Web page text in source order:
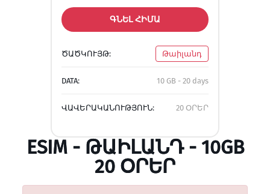
ԳՆԵԼ ՀԻՄԱ
ԾԱԾԿՈՒՅԹ: Թաիլանդ
DATA: 10 GB - 20 days
ՎԱՎԵՐԱԿԱՆՈՒԹՅՈՒՆ: 20 ՕՐԵՐ
ESIM - ԹԱԻԼԱՆԴ - 10GB
20 ՕՐԵՐ